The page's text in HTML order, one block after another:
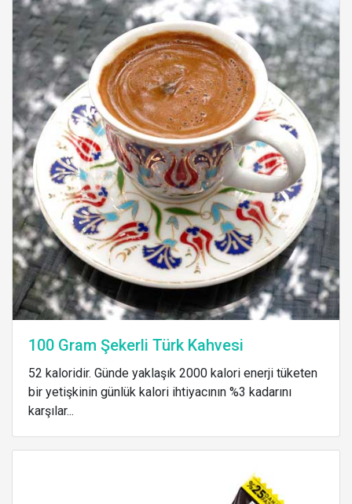
100 Gram Şekerli Türk Kahvesi
52 kaloridir. Günde yaklaşık 2000 kalori enerji tüketen
bir yetişkinin günlük kalori ihtiyacının %3 kadarını
karşılar...